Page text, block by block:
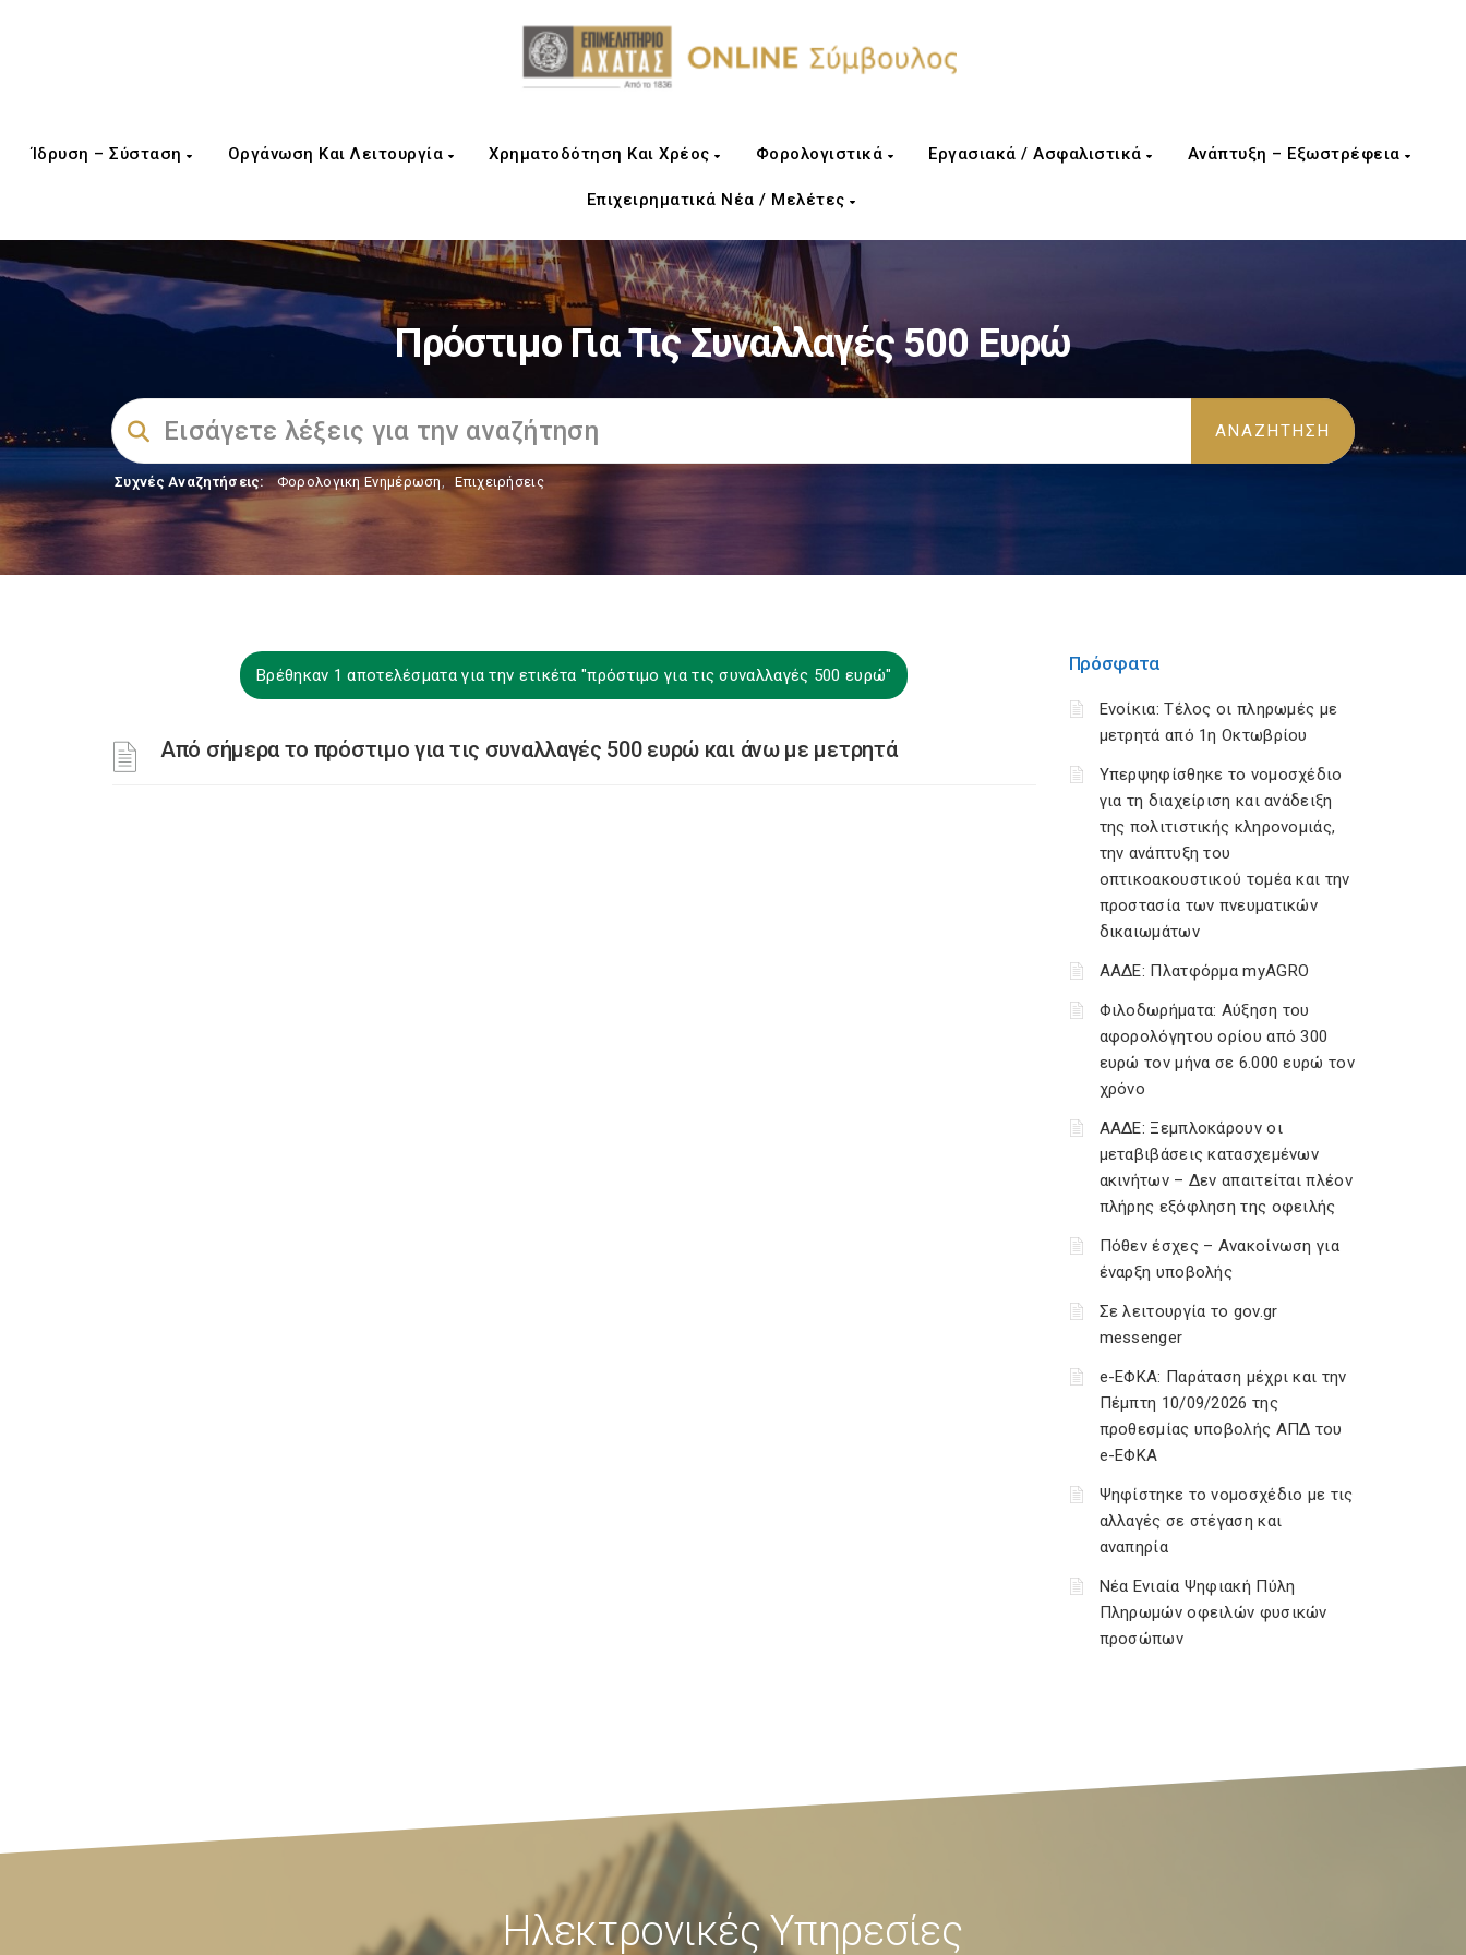
Ίδρυση – Σύσταση Οργάνωση Και Λειτουργία Χρηματοδότηση Και Χρέος Φορολογιστικά Εργασιακά / Ασφαλιστικά Ανάπτυξη – Εξωστρέφεια
Επιχειρηματικά Νέα / Μελέτες
Πρόστιμο Για Τις Συναλλαγές 500 Ευρώ
Συχνές Αναζητήσεις: Φορολογικη Ενημέρωση, Επιχειρήσεις
Βρέθηκαν 1 αποτελέσματα για την ετικέτα "πρόστιμο για τις συναλλαγές 500 ευρώ"
Από σήμερα το πρόστιμο για τις συναλλαγές 500 ευρώ και άνω με μετρητά
Πρόσφατα
Ενοίκια: Τέλος οι πληρωμές με
μετρητά από 1η Οκτωβρίου
Υπερψηφίσθηκε το νομοσχέδιο
για τη διαχείριση και ανάδειξη
της πολιτιστικής κληρονομιάς,
την ανάπτυξη του
οπτικοακουστικού τομέα και την
προστασία των πνευματικών
δικαιωμάτων
ΑΑΔΕ: Πλατφόρμα myAGRO
Φιλοδωρήματα: Αύξηση του
αφορολόγητου ορίου από 300
ευρώ τον μήνα σε 6.000 ευρώ τον
χρόνο
ΑΑΔΕ: Ξεμπλοκάρουν οι
μεταβιβάσεις κατασχεμένων
ακινήτων – Δεν απαιτείται πλέον
πλήρης εξόφληση της οφειλής
Πόθεν έσχες – Ανακοίνωση για
έναρξη υποβολής
Σε λειτουργία το gov.gr
messenger
e-ΕΦΚΑ: Παράταση μέχρι και την
Πέμπτη 10/09/2026 της
προθεσμίας υποβολής ΑΠΔ του
e-ΕΦΚΑ
Ψηφίστηκε το νομοσχέδιο με τις
αλλαγές σε στέγαση και
αναπηρία
Νέα Ενιαία Ψηφιακή Πύλη
Πληρωμών οφειλών φυσικών
προσώπων
Ηλεκτρονικές Υπηρεσίες